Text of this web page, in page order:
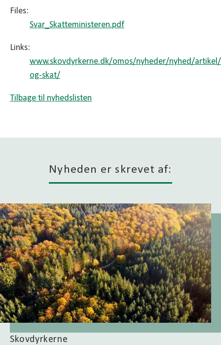
Files:
Svar_Skatteministeren.pdf
Links:
www.skovdyrkerne.dk/omos/nyheder/nyhed/
og-skat/
Tilbage til nyhedslisten
Nyheden er skrevet af:
Skovdyrkerne